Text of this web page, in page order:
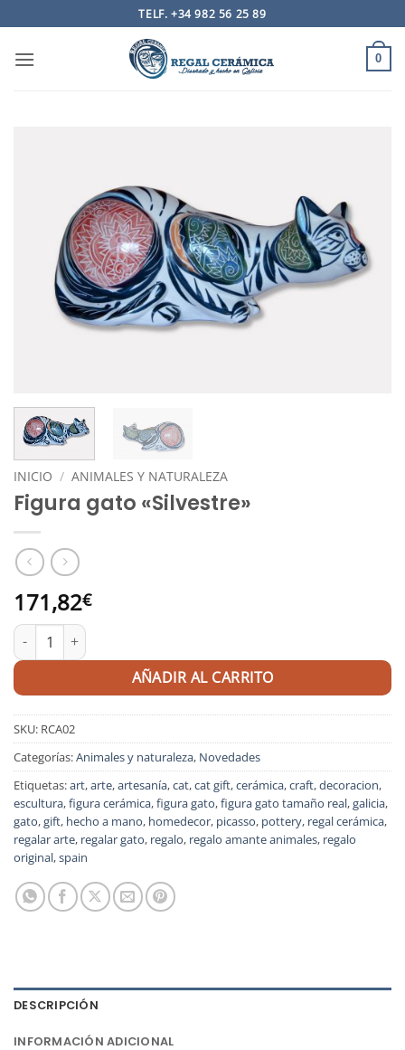
al
contenido
TELF. +34 982 56 25 89
0
INICIO / ANIMALES Y NATURALEZA
Figura gato «Silvestre»
171,82€
Figura gato "Silvestre" cantidad
AÑADIR AL CARRITO
SKU: RCA02
Categorías:Animales y naturaleza, Novedades
Etiquetas:art,arte,artesanía,cat,cat gift,cerámica,craft,decoracion,
escultura,figura cerámica,figura gato,figura gato tamaño real,galicia,
gato,gift, hecho a mano, homedecor, picasso, pottery, regal cerámica,
regalar arte, regalar gato, regalo, regalo amante animales, regalo
original,spain
DESCRIPCIÓN
INFORMACIÓN ADICIONAL